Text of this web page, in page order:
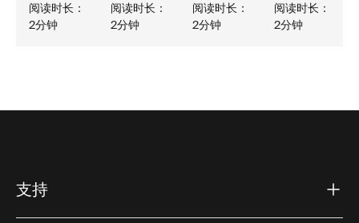
阅读时长：
2分钟
阅读时长：
2分钟
阅读时长：
2分钟
阅读时长：
2分钟
支持